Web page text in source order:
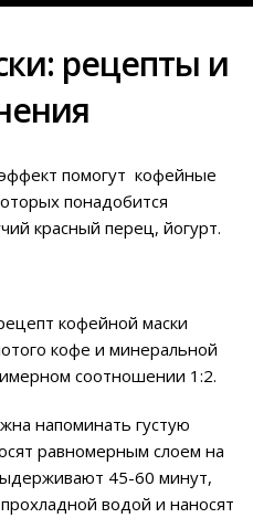
рецепты и
помогут кофейные
понадобится
красный перец, йогурт.
кофейной маски
кофе и минеральной
соотношении 1:2.
напоминать густую
равномерным слоем на
45-60 минут,
водой и наносят